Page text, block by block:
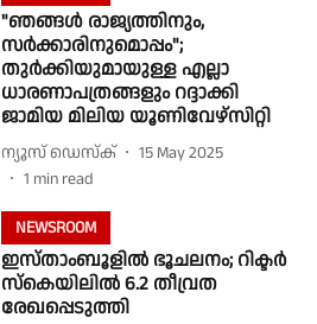
"ഞങ്ങൾ രാജ്യത്തിനും,
സര്‍ക്കാരിനുമൊപ്പം";
തുര്‍ക്കിയുമായുള്ള എല്ലാ
ധാരണാപത്രങ്ങളും റദ്ദാക്കി
ജാമിയ മിലിയ യൂണിവേ‌ഴ്‌സിറ്റി
ന്യൂസ് ഡെസ്ക്
15 May 2025
1 min read
NEWSROOM
ഇസ്താംബൂളിൽ ഭൂചലനം; റിക്ടർ
സ്കെയിലിൽ 6.2 തീവ്രത
രേഖപ്പെടുത്തി